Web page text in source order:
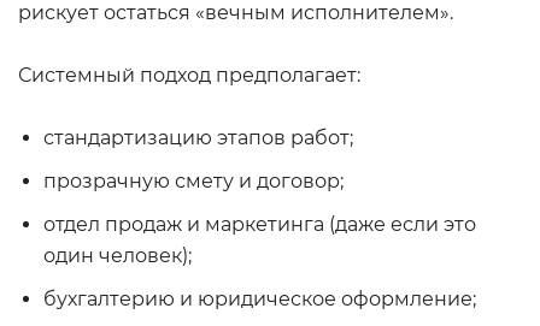
рискует остаться «вечным исполнителем».
Системный подход предполагает:
стандартизацию этапов работ;
прозрачную смету и договор;
отдел продаж и маркетинга (даже если это
один человек);
бухгалтерию и юридическое оформление;